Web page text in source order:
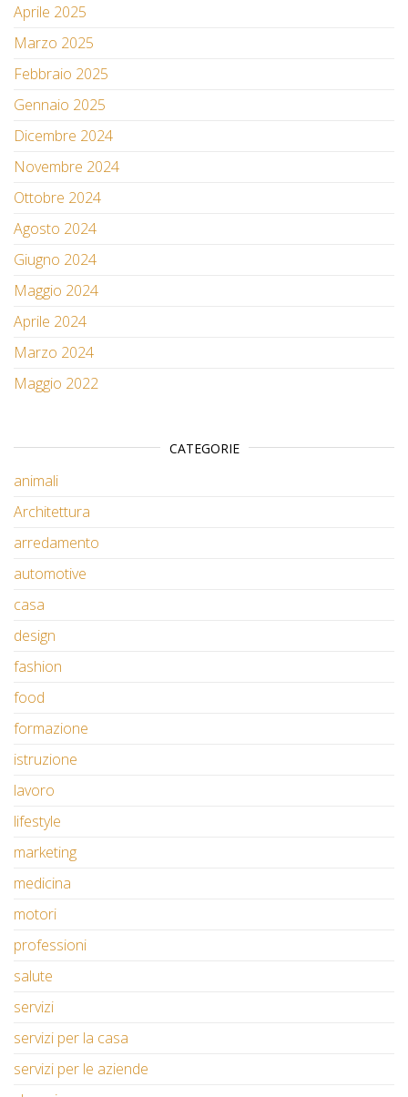
Aprile 2025
Marzo 2025
Febbraio 2025
Gennaio 2025
Dicembre 2024
Novembre 2024
Ottobre 2024
Agosto 2024
Giugno 2024
Maggio 2024
Aprile 2024
Marzo 2024
Maggio 2022
CATEGORIE
animali
Architettura
arredamento
automotive
casa
design
fashion
food
formazione
istruzione
lavoro
lifestyle
marketing
medicina
motori
professioni
salute
servizi
servizi per la casa
servizi per le aziende